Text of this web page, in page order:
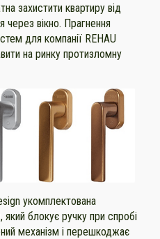
захистити квартиру від
через вікно. Прагнення
для компанії REHAU
на ринку протизломну
укомплектована
блокує ручку при спробі
механізм і перешкоджає